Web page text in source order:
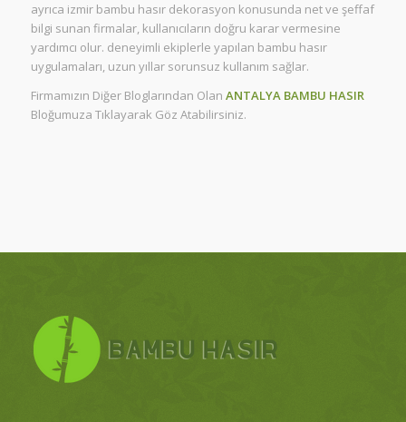
ayrıca izmir bambu hasır dekorasyon konusunda net ve şeffaf
bilgi sunan firmalar, kullanıcıların doğru karar vermesine
yardımcı olur. deneyimli ekiplerle yapılan bambu hasır
uygulamaları, uzun yıllar sorunsuz kullanım sağlar.
Firmamızın Diğer Bloglarından Olan ANTALYA BAMBU HASIR
Bloğumuza Tıklayarak Göz Atabilirsiniz.